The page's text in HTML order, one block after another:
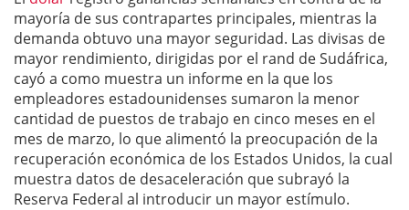
mayoría de sus contrapartes principales, mientras la
demanda obtuvo una mayor seguridad. Las divisas de
mayor rendimiento, dirigidas por el rand de Sudáfrica,
cayó a como muestra un informe en la que los
empleadores estadounidenses sumaron la menor
cantidad de puestos de trabajo en cinco meses en el
mes de marzo, lo que alimentó la preocupación de la
recuperación económica de los Estados Unidos, la cual
muestra datos de desaceleración que subrayó la
Reserva Federal al introducir un mayor estímulo.